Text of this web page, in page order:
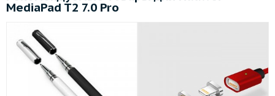
MediaPad T2 7.0 Pro